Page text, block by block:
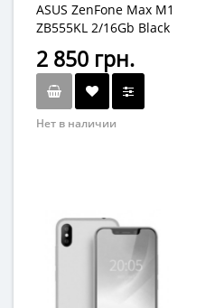
ASUS ZenFone Max M1
ZB555KL 2/16Gb Black
2 850 грн.
Нет в наличии